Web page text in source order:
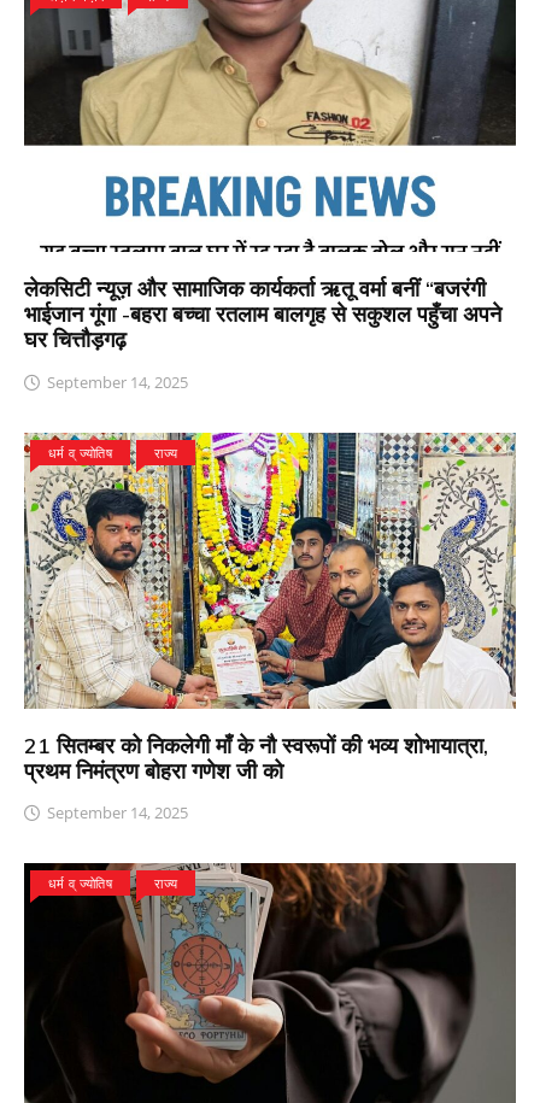
लेकसिटी न्यूज़ और सामाजिक कार्यकर्ता ऋतू वर्मा बनीं “बजरंगी
भाईजान गूंगा -बहरा बच्चा रतलाम बालगृह से सकुशल पहुँचा अपने
घर चित्तौड़गढ़
September 14, 2025
धर्म व् ज्योतिष राज्य
21 सितम्बर को निकलेगी माँ के नौ स्वरूपों की भव्य शोभायात्रा,
प्रथम निमंत्रण बोहरा गणेश जी को
September 14, 2025
धर्म व् ज्योतिष राज्य